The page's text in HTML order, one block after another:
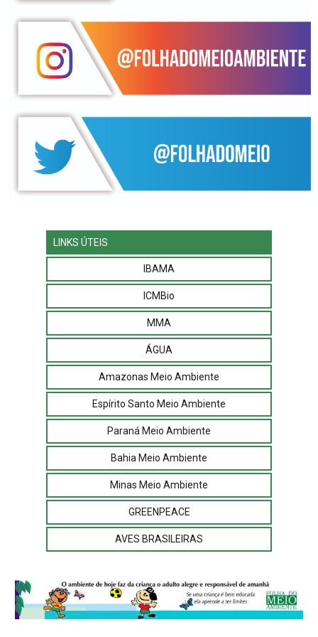
LINKS ÚTEIS
IBAMA
ICMBio
MMA
ÁGUA
Amazonas Meio Ambiente
Espírito Santo Meio Ambiente
Paraná Meio Ambiente
Bahia Meio Ambiente
Minas Meio Ambiente
GREENPEACE
AVES BRASILEIRAS